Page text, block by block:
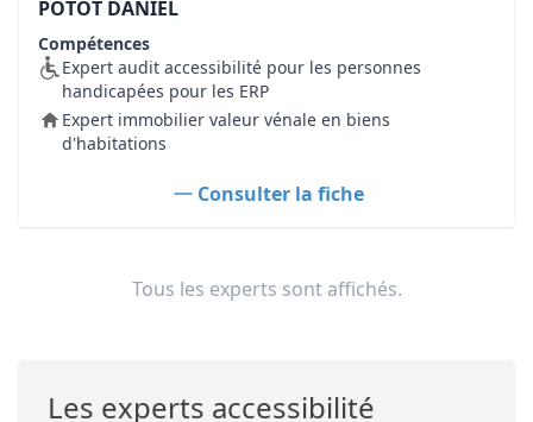
POTOT DANIEL
Compétences
Expert audit accessibilité pour les personnes
handicapées pour les ERP
Expert immobilier valeur vénale en biens
d'habitations
Consulter la fiche
Tous les experts sont affichés.
Les experts accessibilité